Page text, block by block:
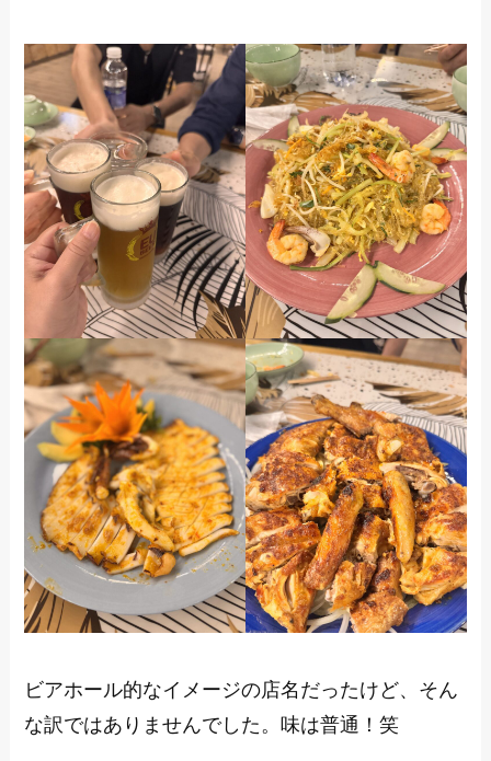
ビアホール的なイメージの店名だったけど、そん
な訳ではありませんでした。味は普通！笑